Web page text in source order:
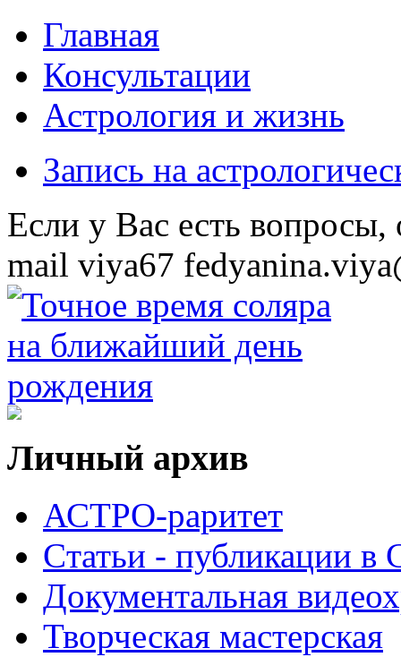
Главная
Консультации
Астрология и жизнь
Запись на
Eсли у Вас есть
mail viya67
Личный архив
АСТРО-раритет
Cтатьи - публикации
Документальная
Творческая мастерская